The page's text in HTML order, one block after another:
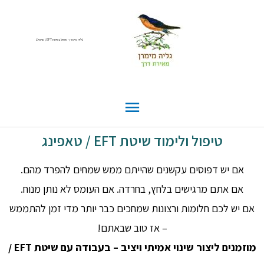
גליה מימרן - טיפול בשיטת EFT \ טאפינג
טיפול ולימוד שיטת EFT / טאפינג
אם יש דפוסים עקשנים שהייתם ממש שמחים להפרד מהם.
אם אתם מרגישים בלחץ, בחרדה. אם העומס לא נותן מנוח.
אם יש לכם חלומות ורצונות שמחכים כבר יותר מדי זמן להתממש
– אז טוב שבאתם!
מוזמנים ליצור שינוי אמיתי ויציב – בעבודה עם שיטת EFT /